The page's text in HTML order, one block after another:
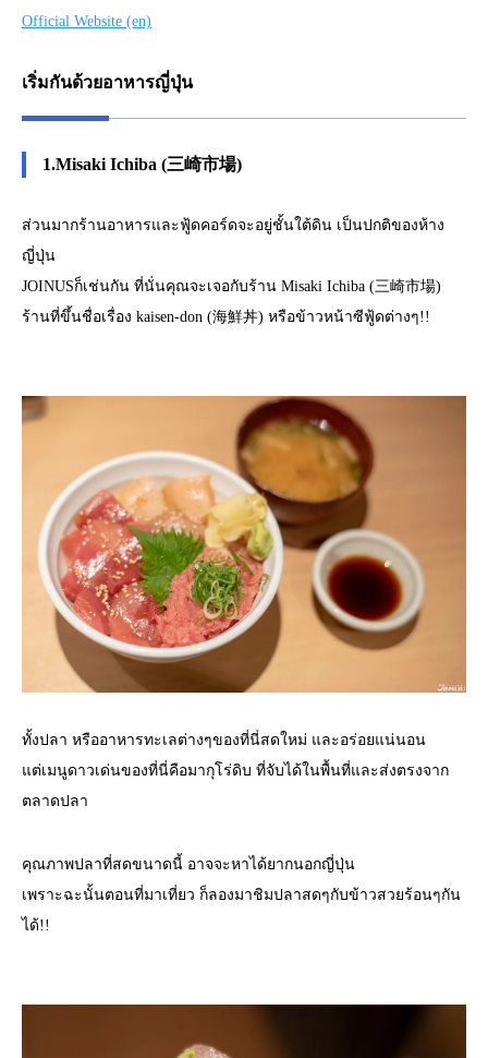
Official Website (en)
เริ่มกันด้วยอาหารญี่ปุ่น
1.Misaki Ichiba (三崎市場)
ส่วนมากร้านอาหารและฟู้ดคอร์ดจะอยู่ชั้นใต้ดิน เป็นปกติของห้าง
ญี่ปุ่น
JOINUSก็เช่นกัน ที่นั่นคุณจะเจอกับร้าน Misaki Ichiba (三崎市場)
ร้านที่ขึ้นชื่อเรื่อง kaisen-don (海鮮丼) หรือข้าวหน้าซีฟู้ดต่างๆ!!
ทั้งปลา หรืออาหารทะเลต่างๆของที่นี่สดใหม่ และอร่อยแน่นอน
แต่เมนูดาวเด่นของที่นี่คือมากุโร่ดิบ ที่จับได้ในพื้นที่และส่งตรงจาก
ตลาดปลา
คุณภาพปลาที่สดขนาดนี้ อาจจะหาได้ยากนอกญี่ปุ่น
เพราะฉะนั้นตอนที่มาเที่ยว ก็ลองมาชิมปลาสดๆกับข้าวสวยร้อนๆกัน
ได้!!